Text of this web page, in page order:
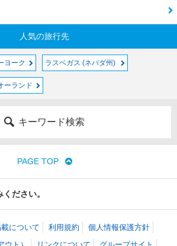
人気の旅行先
ヨーク ラスベガス (ネバダ州)
ーランド
キーワード検索
PAGE TOP
ださい。
について 利用規約
個人情報保護方針